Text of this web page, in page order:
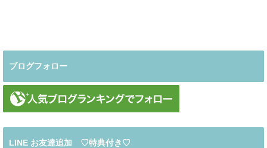
ブログフォロー
LINE お友達追加 ♡特典付き♡